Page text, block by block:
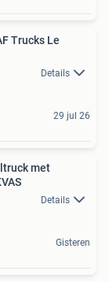
Trucks Le
Details
29 jul 26
met
Details
Gisteren